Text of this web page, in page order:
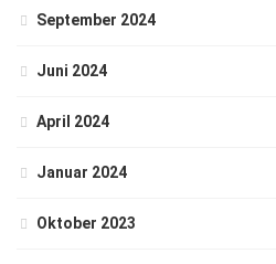
September 2024
Juni 2024
April 2024
Januar 2024
Oktober 2023